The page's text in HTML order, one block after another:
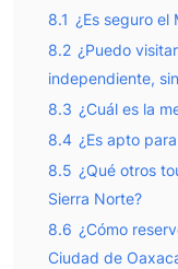
8.1 ¿Es seguro el
8.2 ¿Puedo
independiente,
8.3 ¿Cuál es la
8.4 ¿Es apto
8.5 ¿Qué otros
Sierra Norte?
8.6 ¿Cómo
Ciudad de